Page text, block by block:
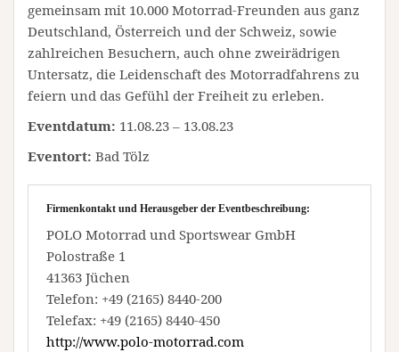
gemeinsam mit 10.000 Motorrad-Freunden aus ganz
Deutschland, Österreich und der Schweiz, sowie
zahlreichen Besuchern, auch ohne zweirädrigen
Untersatz, die Leidenschaft des Motorradfahrens zu
feiern und das Gefühl der Freiheit zu erleben.
Eventdatum: 11.08.23 – 13.08.23
Eventort: Bad Tölz
Firmenkontakt und Herausgeber der Eventbeschreibung:
POLO Motorrad und Sportswear GmbH
Polostraße 1
41363 Jüchen
Telefon: +49 (2165) 8440-200
Telefax: +49 (2165) 8440-450
http://www.polo-motorrad.com